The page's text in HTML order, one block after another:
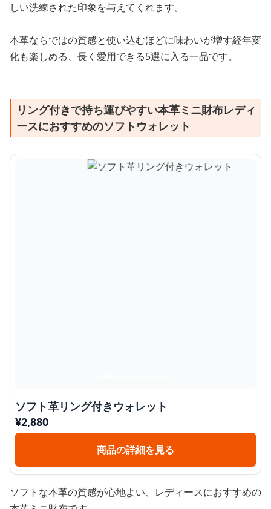
しい洗練された印象を与えてくれます。
本革ならではの質感と使い込むほどに味わいが増す経年変
化も楽しめる、長く愛用できる5選に入る一品です。
リング付きで持ち運びやすい本革ミニ財布レディ
ースにおすすめのソフトウォレット
ソフト革リング付きウォレット
¥2,880
商品の詳細を見る
ソフトな本革の質感が心地よい、レディースにおすすめの